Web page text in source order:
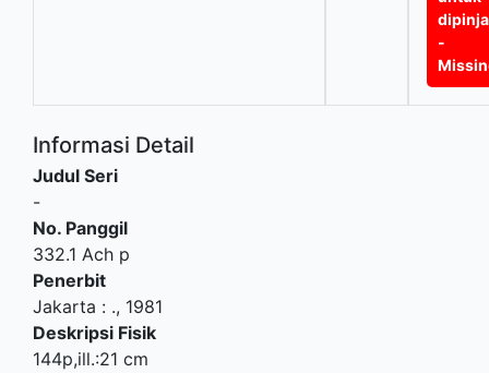
-
Informasi Detail
Judul Seri
-
No. Panggil
332.1 Ach p
Penerbit
Jakarta : ., 1981
Deskripsi Fisik
144p,ill.:21 cm